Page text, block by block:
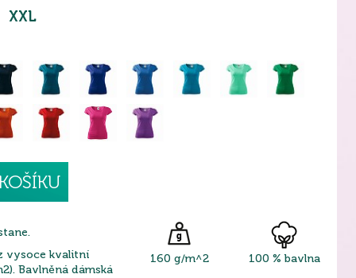
XXL
vysoce kvalitní
Bavlněná dámská
160 g/m^2 100 % bavlna